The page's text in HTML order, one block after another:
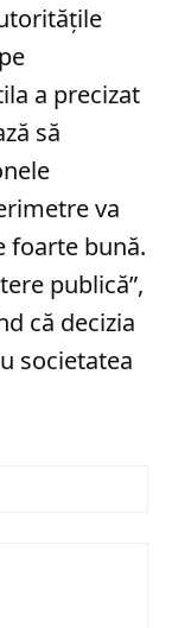
a precizat
să
va
foarte bună.
publică”,
că decizia
societatea